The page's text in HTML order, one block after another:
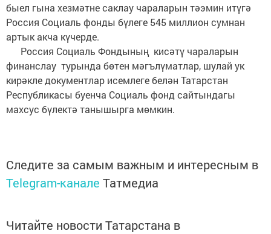
быел гына хезмәтне саклау чараларын тәэмин итүгә
Россия Социаль фонды бүлеге 545 миллион сумнан
артык акча күчерде.
Россия Социаль Фондының кисәтү чараларын
финанслау турында бөтен мәгълүматлар, шулай ук
кирәкле документлар исемлеге белән Татарстан
Республикасы буенча Социаль фонд сайтындагы
махсус бүлектә танышырга мөмкин.
Следите за самым важным и интересным в
Telegram-канале Татмедиа
Читайте новости Татарстана в